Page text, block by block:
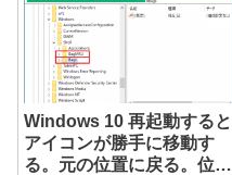
Windows 10 再起動すると
アイコンが勝手に移動す
る。元の位置に戻る。位置